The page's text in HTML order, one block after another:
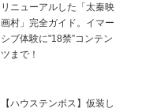
リニューアルした「太秦映
画村」完全ガイド。イマー
シブ体験に"18禁”コンテン
ツまで！
【ハウステンボス】仮装し